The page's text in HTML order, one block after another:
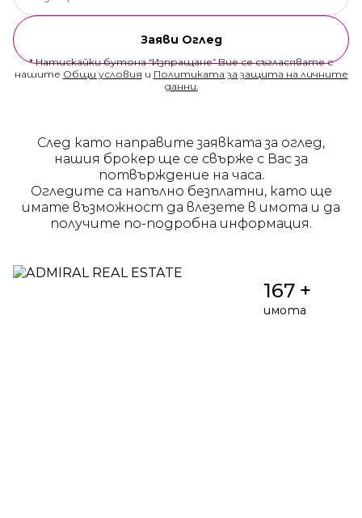
Заяви Оглед
* Натискайки бутона “Изпращане” Вие се съгласявате с
нашите Общи условия и Политиката за защита на личните
данни.
След като направите заявката за оглед,
нашия брокер ще се свърже с Вас за
потвърждение на часа.
Огледите са напълно безплатни, като ще
имате възможност да влезете в имота и да
получите по-подробна информация.
167 +
имота